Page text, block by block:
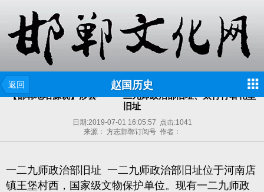
返回 赵国历史
【邯郸地名源说】涉县——一二九师政治部旧址、太行行署礼堂
旧址
日期:2019-07-01 16:05:57 点击:1041
来源： 方志邯郸订阅号 作者：
一二九师政治部旧址 一二九师政治部旧址位于河南店
镇王堡村西，国家级文物保护单位。现有一二九师政